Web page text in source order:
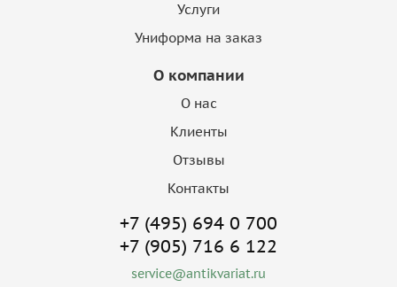
Услуги
Униформа на заказ
О компании
О нас
Клиенты
Отзывы
Контакты
+7 (495) 694 0 700
+7 (905) 716 6 122
service@antikvariat.ru